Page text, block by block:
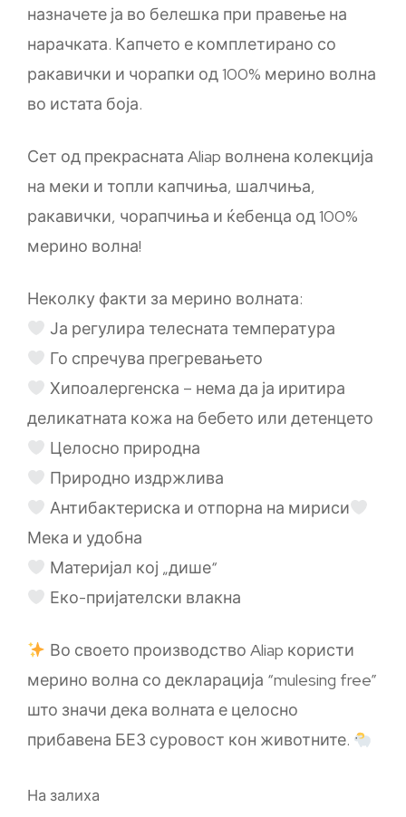
назначете ја во белешка при правење на
нарачката. Капчето е комплетирано со
ракавички и чорапки од 100% мерино волна
во истата боја.
Сет од прекрасната Aliap волнена колекција
на меки и топли капчиња, шалчиња,
ракавички, чорапчиња и ќебенца од 100%
мерино волна!
Неколку факти за мерино волната:
Ја регулира телесната температура
Го спречува прегревањето
Хипоалергенска – нема да ја иритира
деликатната кожа на бебето или детенцето
Целосно природна
Природно издржлива
Антибактериска и отпорна на мириси
Мека и удобна
Материјал кој „дише“
Еко-пријателски влакна
Во своето производство Aliap користи
мерино волна со декларација “mulesing free”
што значи дека волната е целосно
прибавена БЕЗ суровост кон животните.
На залиха